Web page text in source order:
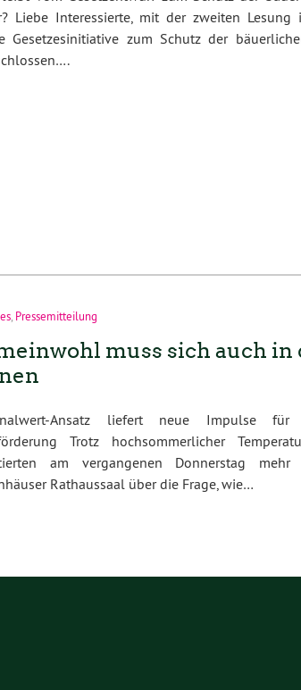
Liebe Interessierte, mit der zweiten Lesung
Gesetzesinitiative zum Schutz der
Pressemitteilung
muss sich auch in
Ansatz liefert neue Impulse für
Trotz hochsommerlicher
am vergangenen Donnerstag
Rathaussaal über die Frage, wie…